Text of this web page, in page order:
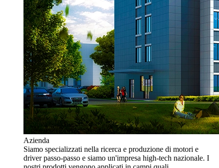
Azienda
Siamo specializzati nella ricerca e produzione di motori e
driver passo-passo e siamo un'impresa high-tech nazionale. I